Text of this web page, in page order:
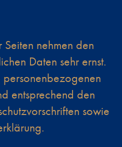
nehmen den
Daten sehr ernst.
entsprechend den
sowie